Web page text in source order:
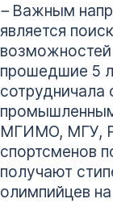
–Важным
является
прошедшие 5
МГИМО, МГУ,
спортсменов
получают
олимпийцев